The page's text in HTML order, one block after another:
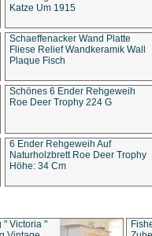
Katze Um 1915
Schaeffenacker Wand Platte
Fliese Relief Wandkeramik Wall
Plaque Fisch
Schönes 6 Ender Rehgeweih
Roe Deer Trophy 224 G
6 Ender Rehgeweih Auf
Naturholzbrett Roe Deer Trophy
Höhe: 34 Cm
" Victoria "